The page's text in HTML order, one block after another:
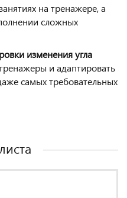
на тренажере, а
сложных
изменения угла
и адаптировать
самых требовательных